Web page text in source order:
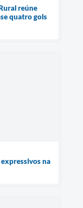
reúne
quatro gols
na